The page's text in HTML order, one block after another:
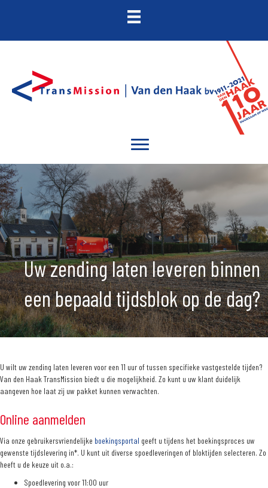
Uw zending laten leveren binnen
een bepaald tijdsblok op de dag?
U wilt uw zending laten leveren voor een 11 uur of tussen specifieke vastgestelde tijden?
Van den Haak TransMission biedt u die mogelijkheid. Zo kunt u uw klant duidelijk
aangeven hoe laat zij uw pakket kunnen verwachten.­­
Online aanmelden
Via onze gebruikersvriendelijke boekingsportal geeft u tijdens het boekingsproces uw
gewenste tijdslevering in*. U kunt uit diverse spoedleveringen of bloktijden selecteren. Zo
heeft u de keuze uit o.a.:
Spoedlevering voor 11:00 uur